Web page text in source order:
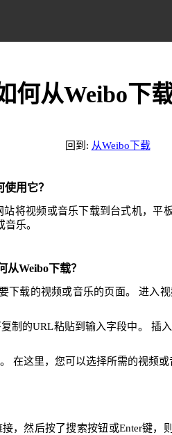
何从Weibo下
回到: 从Weibo下载
用它？
站将视频或音乐下载到台式机，
乐。
从Weibo下载？
下载的视频或音乐的页面。 进入
复制的URL粘贴到输入字段中。 插
在这里，您可以选择所需的视频
，然后按了搜索按钮或Enter键，